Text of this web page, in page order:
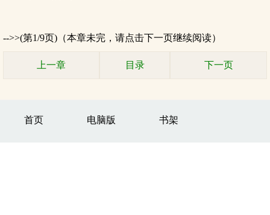
-->>(第1/9页)（本章未完，请点击下一页继续阅读）
上一章 目录 下一页
首页 电脑版 书架